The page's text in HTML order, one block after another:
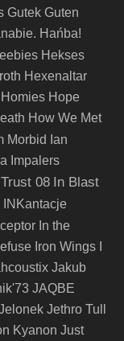
Gutek Guten
Hańba!
Hekses
Hexenaltar
Homies Hope
How We Met
Morbid Ian
Impalers
08 In Blast
INKantacje
In the
Iron Wings
Jakub
JAQBE
Jethro Tull
Kyanon Just